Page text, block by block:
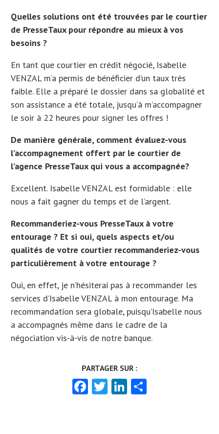
Quelles solutions ont été trouvées par le courtier
de PresseTaux pour répondre au mieux à vos
besoins ?
En tant que courtier en crédit négocié, Isabelle
VENZAL m’a permis de bénéficier d’un taux très
faible. Elle a préparé le dossier dans sa globalité et
son assistance a été totale, jusqu’à m’accompagner
le soir à 22 heures pour signer les offres !
De manière générale, comment évaluez-vous
l’accompagnement offert par le courtier de
l’agence PresseTaux qui vous a accompagnée?
Excellent. Isabelle VENZAL est formidable : elle
nous a fait gagner du temps et de l’argent.
Recommanderiez-vous PresseTaux à votre
entourage ? Et si oui, quels aspects et/ou
qualités de votre courtier recommanderiez-vous
particulièrement à votre entourage ?
Oui, en effet, je n’hésiterai pas à recommander les
services d’Isabelle VENZAL à mon entourage. Ma
recommandation sera globale, puisqu’Isabelle nous
a accompagnés même dans le cadre de la
négociation vis-à-vis de notre banque.
Facebook
TwitterLinkedIn